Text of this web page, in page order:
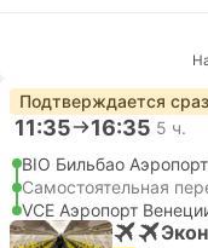
Подтверждается
11:35 16:35 5 ч.
BIO Бильбао Аэропорт
Самостоятельная
VCE Аэропорт